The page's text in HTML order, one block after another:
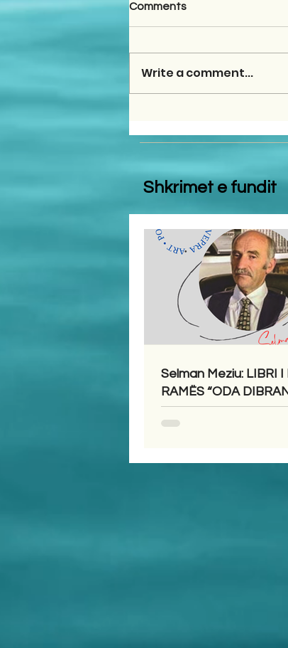
Comments
Write a comment...
Shkrimet e fundit
Selman Meziu: LIBRI I
RAMËS “ODA